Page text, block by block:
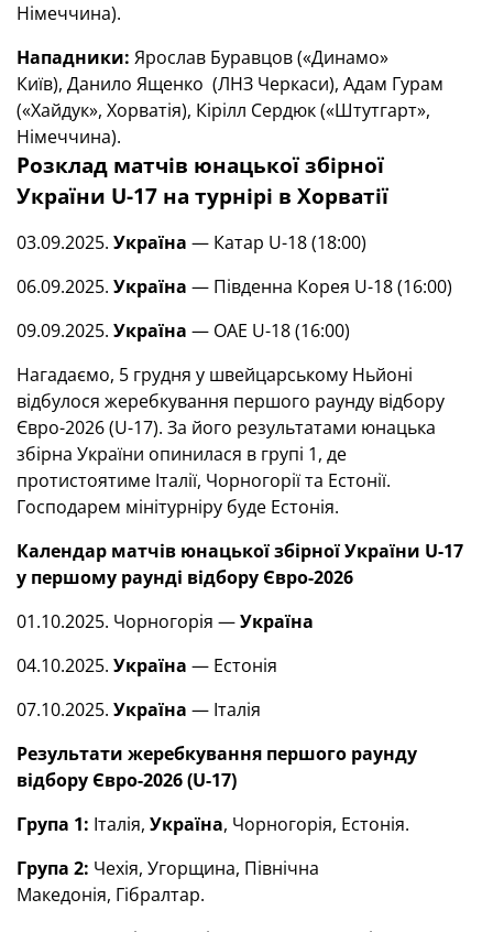
Німеччина).
Нападники: Ярослав Буравцов («Динамо»
Київ), Данило Ященко (ЛНЗ Черкаси), Адам Гурам
(«Хайдук», Хорватія), Кірілл Сердюк («Штутгарт»,
Німеччина).
Розклад матчів юнацької збірної
України U-17 на турнірі в Хорватії
03.09.2025. Україна — Катар U-18 (18:00)
06.09.2025. Україна — Південна Корея U-18 (16:00)
09.09.2025. Україна — ОАЕ U-18 (16:00)
Нагадаємо, 5 грудня у швейцарському Ньйоні
відбулося жеребкування першого раунду відбору
Євро-2026 (U-17). За його результатами юнацька
збірна України опинилася в групі 1, де
протистоятиме Італії, Чорногорії та Естонії.
Господарем мінітурніру буде Естонія.
Календар матчів юнацької збірної України U-17
у першому раунді відбору Євро-2026
01.10.2025. Чорногорія —Україна
04.10.2025. Україна — Естонія
07.10.2025. Україна — Італія
Результати жеребкування першого раунду
відбору Євро-2026 (U-17)
Група 1: Італія, Україна, Чорногорія, Естонія.
Група 2: Чехія, Угорщина, Північна
Македонія, Гібралтар.